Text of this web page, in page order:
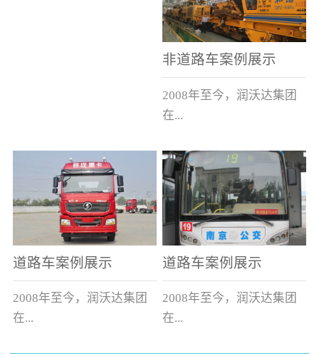
了所有非道路车辆类型。
非道路车案例展示
2008年至今，润沃达集团
在...
中国累计升级改造非道路
运输车辆10000余辆，涵盖
了所有非道路车辆类型。
道路车案例展示
2008年至今，润沃达集团
在...
道路车案例展示
2008年至今，润沃达集团
在...